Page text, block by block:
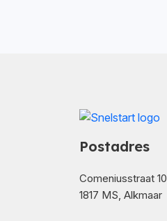
Postadres
Comeniusstraat 10
1817 MS, Alkmaar